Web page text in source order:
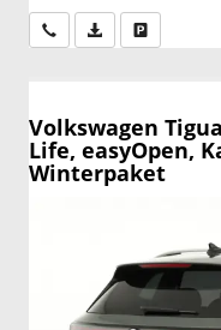
Wir rufen Sie an
PDF-Datei,
Volkswagen
Life, easyOpen,
Winterpaket